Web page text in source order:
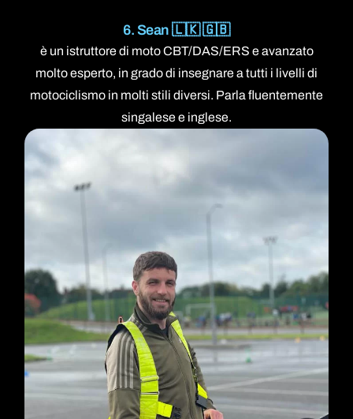
6. Sean 🇱🇰 🇬🇧
è un istruttore di moto CBT/DAS/ERS e avanzato
molto esperto, in grado di insegnare a tutti i livelli di
motociclismo in molti stili diversi. Parla fluentemente
singalese e inglese.